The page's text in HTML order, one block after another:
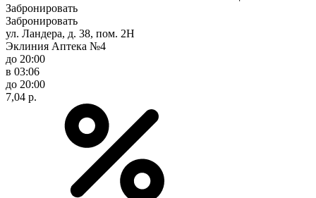
Забронировать
Забронировать
ул. Ландера, д. 38, пом. 2Н
Эклиния Аптека №4
до 20:00
в 03:06
до 20:00
7,04 р.